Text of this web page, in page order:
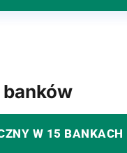
W 15 BANKACH